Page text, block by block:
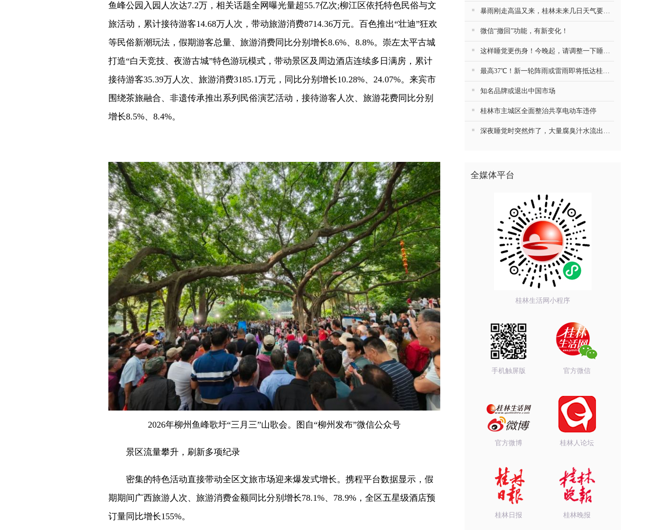
鱼峰公园入园人次达7.2万，相关话题全网曝光量超55.7亿次;柳江区依托特色民俗与文
旅活动，累计接待游客14.68万人次，带动旅游消费8714.36万元。百色推出“壮迪”狂欢
等民俗新潮玩法，假期游客总量、旅游消费同比分别增长8.6%、8.8%。崇左太平古城
打造“白天竞技、夜游古城”特色游玩模式，带动景区及周边酒店连续多日满房，累计
接待游客35.39万人次、旅游消费3185.1万元，同比分别增长10.28%、24.07%。来宾市
围绕茶旅融合、非遗传承推出系列民俗演艺活动，接待游客人次、旅游花费同比分别
增长8.5%、8.4%。
2026年柳州鱼峰歌圩“三月三”山歌会。图自“柳州发布”微信公众号
景区流量攀升，刷新多项纪录
密集的特色活动直接带动全区文旅市场迎来爆发式增长。携程平台数据显示，假
期期间广西旅游人次、旅游消费金额同比分别增长78.1%、78.9%，全区五星级酒店预
订量同比增长155%。
暴雨刚走高温又来，桂林未来几日天气要注意防火……
微信“撤回”功能，有新变化！
这样睡觉更伤身！今晚起，请调整一下睡觉习惯
最高37℃！新一轮阵雨或雷雨即将抵达桂林！
知名品牌或退出中国市场
桂林市主城区全面整治共享电动车违停
深夜睡觉时突然炸了，大量腐臭汁水流出……最近很多人跟风，第一批受害者已出现
全媒体平台
桂林生活网小程序
手机触屏版 官方微信
官方微博 桂林人论坛
桂林日报 桂林晚报